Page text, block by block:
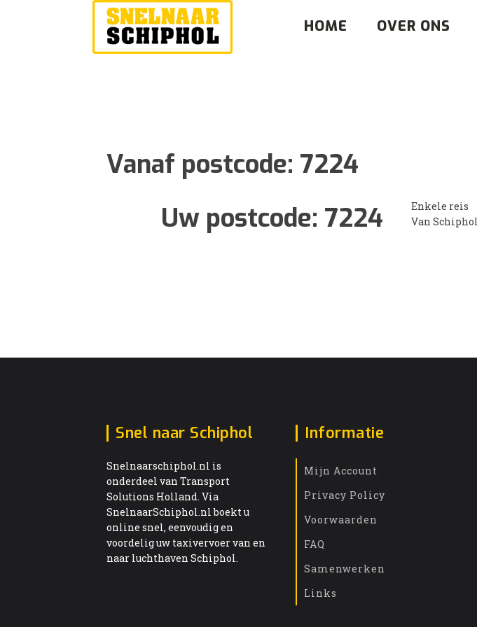
HOME OVER ONS
Vanaf postcode: 7224
Uw postcode: 7224
Enkele reis
Van Schiphol
Snel naar Schiphol
Snelnaarschiphol.nl is
onderdeel van Transport
Solutions Holland. Via
SnelnaarSchiphol.nl boekt u
online snel, eenvoudig en
voordelig uw taxivervoer van en
naar luchthaven Schiphol.
Informatie
Mijn Account
Privacy Policy
Voorwaarden
FAQ
Samenwerken
Links